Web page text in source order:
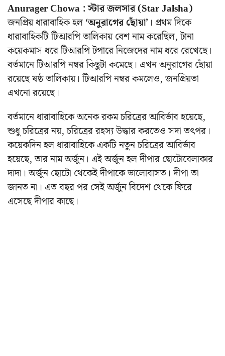
Anurager Chowa : স্টার জলসার (Star Jalsha)
জনপ্রিয় ধারাবাহিক হল‘অনুরাগের ছোঁয়া’ । প্রথম দিকে
ধারাবাহিকটি টিআরপি তালিকায় বেশ নাম করেছিল, টানা
কয়েকমাস ধরে টিআরপি টপারে নিজেদের নাম ধরে রেখেছে।
বর্তমানে টিআরপি নম্বর কিছুটা কমেছে। এখন অনুরাগের ছোঁয়া
রয়েছে ষষ্ঠ তালিকায়। টিআরপি নম্বর কমলেও, জনপ্রিয়তা
এখনো রয়েছে।
বর্তমানে ধারাবাহিকে অনেক রকম চরিত্রের আবির্ভাব হয়েছে,
শুধু চরিত্রের নয়, চরিত্রের রহস্য উদ্ধার করতেও সদা তৎপর।
কয়েকদিন হল ধারাবাহিকে একটি নতুন চরিত্রের আবির্ভাব
হয়েছে, তার নাম অর্জুন। এই অর্জুন হল দীপার ছোটোবেলাকার
দাদা। অর্জুন ছোটো থেকেই দীপাকে ভালোবাসত। দীপা তা
জানত না। এত বছর পর সেই অর্জুন বিদেশ থেকে ফিরে
এসেছে দীপার কাছে।